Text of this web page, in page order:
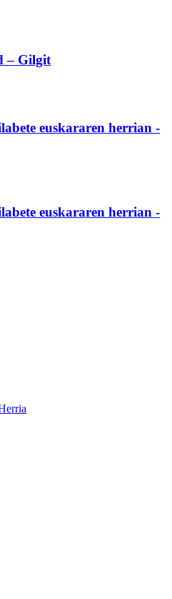
– Gilgit
euskararen herrian -
euskararen herrian -